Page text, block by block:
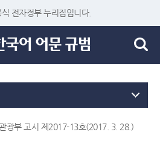
전자정부 누리집입니다.
광부 고시 제2017-13호(2017. 3. 28.)